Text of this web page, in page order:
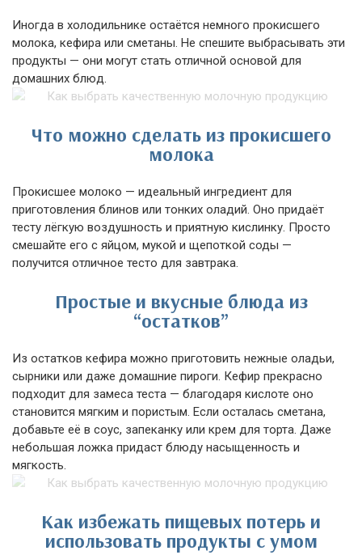
Иногда в холодильнике остаётся немного прокисшего
молока, кефира или сметаны. Не спешите выбрасывать эти
продукты — они могут стать отличной основой для
домашних блюд.
Что можно сделать из прокисшего
молока
Прокисшее молоко — идеальный ингредиент для
приготовления блинов или тонких оладий. Оно придаёт
тесту лёгкую воздушность и приятную кислинку. Просто
смешайте его с яйцом, мукой и щепоткой соды —
получится отличное тесто для завтрака.
Простые и вкусные блюда из
“остатков”
Из остатков кефира можно приготовить нежные оладьи,
сырники или даже домашние пироги. Кефир прекрасно
подходит для замеса теста — благодаря кислоте оно
становится мягким и пористым. Если осталась сметана,
добавьте её в соус, запеканку или крем для торта. Даже
небольшая ложка придаст блюду насыщенность и
мягкость.
Как избежать пищевых потерь и
использовать продукты с умом